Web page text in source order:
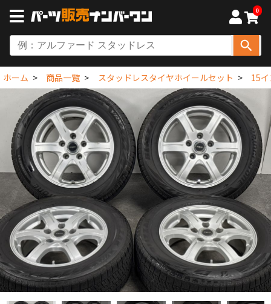
0
ホーム 商品一覧 スタッドレスタイヤホイールセット 15